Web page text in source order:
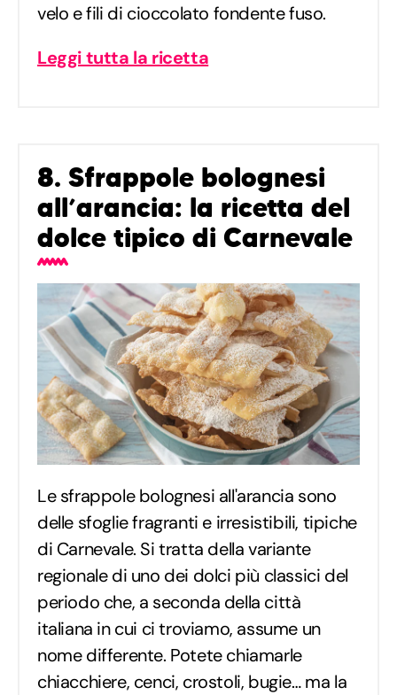
velo e fili di cioccolato fondente fuso.
Leggi tutta la ricetta
8. Sfrappole bolognesi
all’arancia: la ricetta del
dolce tipico di Carnevale
Le sfrappole bolognesi all'arancia sono
delle sfoglie fragranti e irresistibili, tipiche
di Carnevale. Si tratta della variante
regionale di uno dei dolci più classici del
periodo che, a seconda della città
italiana in cui ci troviamo, assume un
nome differente. Potete chiamarle
chiacchiere, cenci, crostoli, bugie… ma la